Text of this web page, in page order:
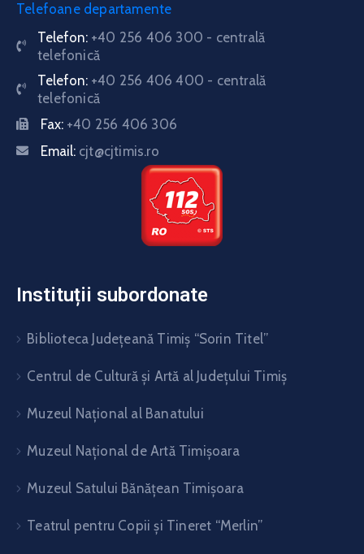
Telefoane departamente
Telefon: +40 256 406 300 - centrală
telefonică
Telefon: +40 256 406 400 - centrală
telefonică
Fax: +40 256 406 306
Email: cjt@cjtimis.ro
Instituții subordonate
Biblioteca Judeţeană Timiş “Sorin Titel”
Centrul de Cultură şi Artă al Judeţului Timiş
Muzeul Național al Banatului
Muzeul Național de Artă Timişoara
Muzeul Satului Bănăţean Timişoara
Teatrul pentru Copii şi Tineret “Merlin”